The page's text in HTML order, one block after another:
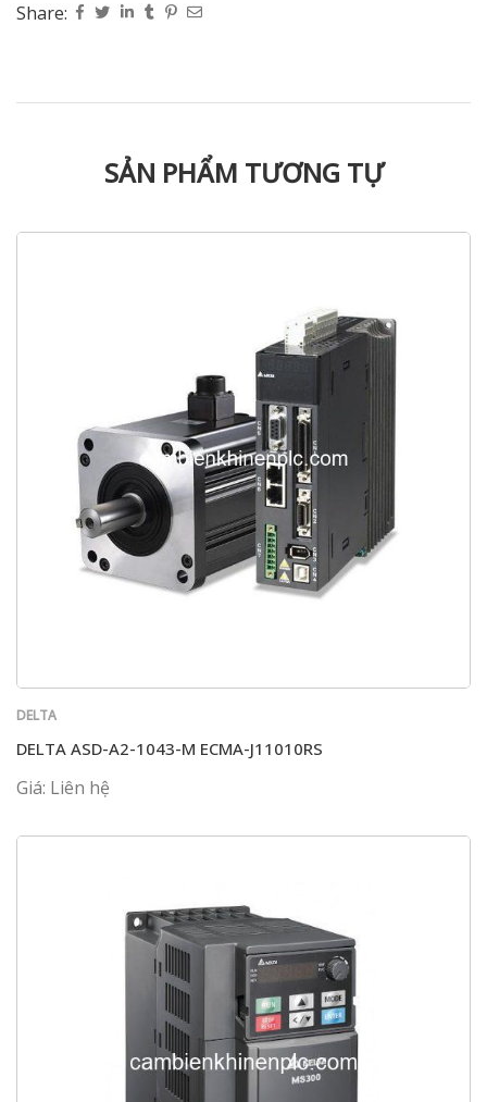
Share:
SẢN PHẨM TƯƠNG TỰ
DELTA
DELTA ASD-A2-1043-M ECMA-J11010RS
Giá: Liên hệ